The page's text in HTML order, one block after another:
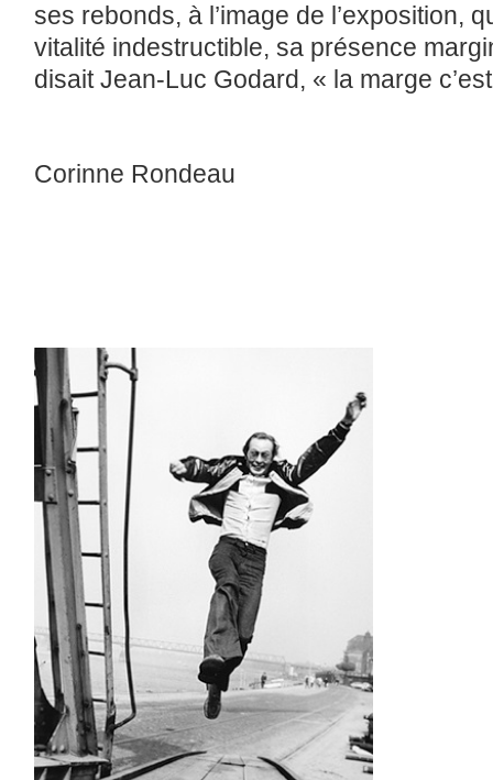
ses rebonds, à l’image de l’exposition,
vitalité indestructible, sa présence
disait Jean-Luc Godard, « la marge
Corinne Rondeau